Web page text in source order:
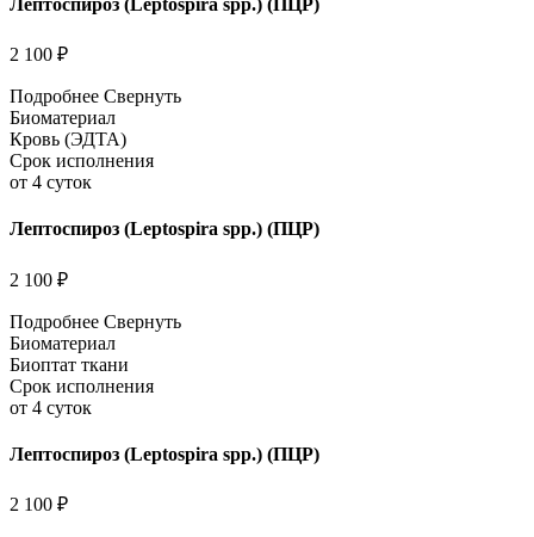
2 100 ₽
Подробнее Свернуть
Биоматериал
Кровь (ЭДТА)
Срок исполнения
от 4 суток
Лептоспироз (Leptospira spp.) (ПЦР)
2 100 ₽
Подробнее Свернуть
Биоматериал
Биоптат ткани
Срок исполнения
от 4 суток
Лептоспироз (Leptospira spp.) (ПЦР)
2 100 ₽